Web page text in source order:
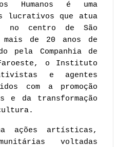
Humanos é uma
lucrativos que atua
no centro de São
de 20 anos de
pela Companhia de
o Instituto
e agentes
com a promoção
e da transformação
ações artísticas,
voltadas